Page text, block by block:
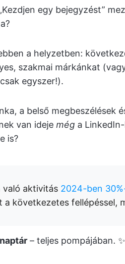
egy bejegyzést”
a helyzetben:
szakmai márkánkat
egyszer!).
a belső megbeszélések
van ideje még a
is?
való aktivitás 2024-ben
a következetes fellépéssel,
– teljes pompájában. ✨